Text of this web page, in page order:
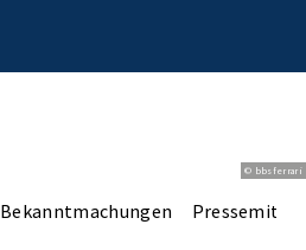
© bbsferrari
Bekanntmachungen